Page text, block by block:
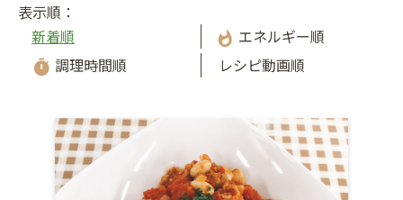
表示順：
新着順
whatshot エネルギー順
timer 調理時間順 レシピ動画順